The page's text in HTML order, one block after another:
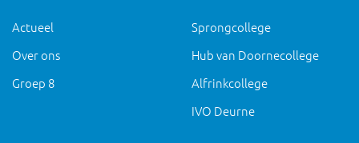
Actueel
Over ons
Groep 8
Sprongcollege
Hub van Doornecollege
Alfrinkcollege
IVO Deurne